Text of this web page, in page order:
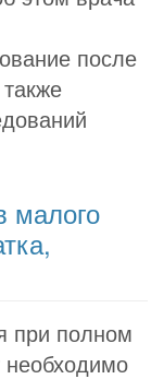
после
малого
при полном